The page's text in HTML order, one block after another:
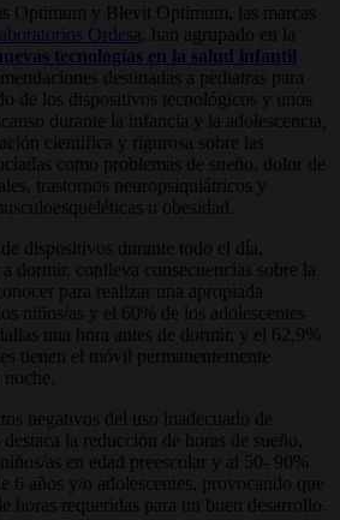
Optimum y Blevit Optimum, las marcas
Ordesa , han agrupado en la
tecnologías en la salud infantil
destinadas a pediatras para
de los dispositivos tecnológicos y unos
durante la infancia y la adolescencia,
científica y rigurosa sobre las
como problemas de sueño, dolor de
trastornos neuropsiquiátricos y
u obesidad.
dispositivos durante todo el día,
dormir, conlleva consecuencias sobre la
para realizar una apropiada
niños/as y el 60% de los adolescentes
una hora antes de dormir, y el 62,9%
tienen el móvil permanentemente
negativos del uso inadecuado de
la reducción de horas de sueño,
as en edad preescolar y al 50- 90%
6 años y/o adolescentes, provocando que
horas requeridas para un buen desarrollo.